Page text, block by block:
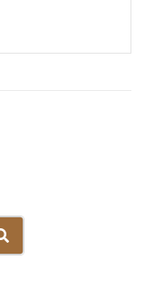
SEARCH